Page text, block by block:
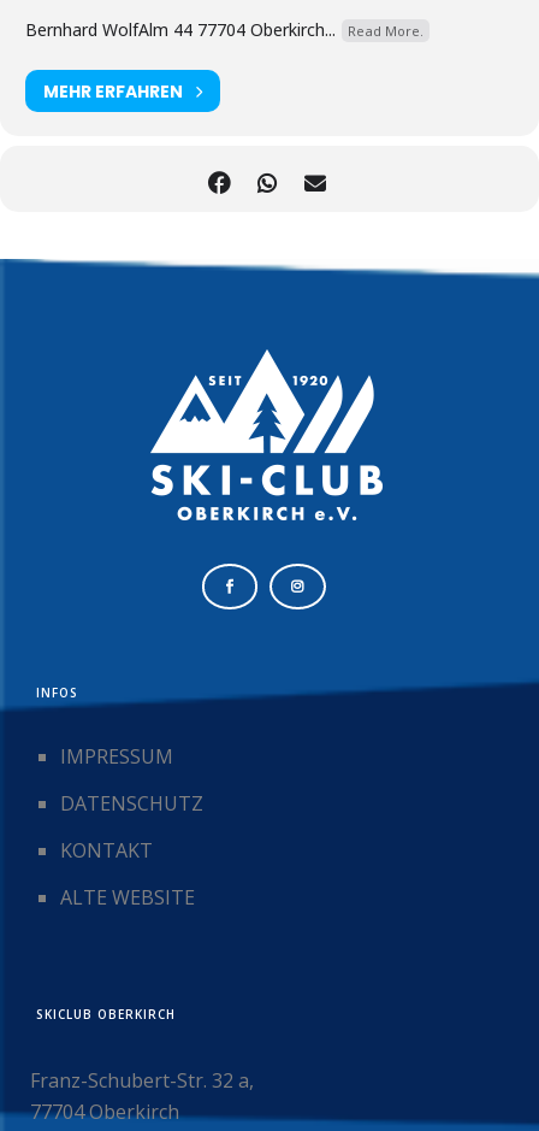
Bernhard WolfAlm 44 77704 Oberkirch... Read More.
MEHR ERFAHREN
INFOS
IMPRESSUM
DATENSCHUTZ
KONTAKT
ALTE WEBSITE
SKICLUB OBERKIRCH
Franz-Schubert-Str. 32 a,
77704 Oberkirch